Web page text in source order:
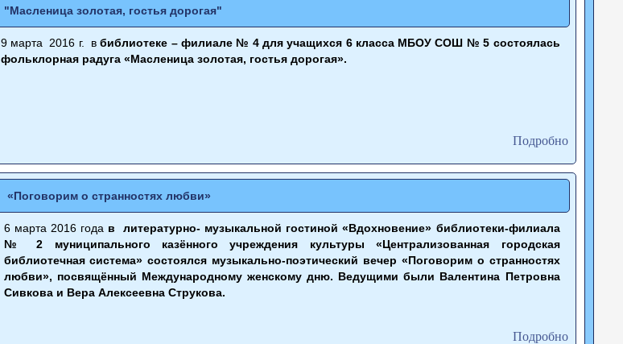
"Масленица золотая, гостья дорогая"
9 марта 2016 г. в библиотеке – филиале № 4 для учащихся 6 класса МБОУ СОШ № 5 состоялась
фольклорная радуга «Масленица золотая, гостья дорогая».
Подробно
«Поговорим о странностях любви»
6 марта 2016 года в литературно- музыкальной гостиной «Вдохновение» библиотеки-филиала
№ 2 муниципального казённого учреждения культуры «Централизованная городская
библиотечная система» состоялся музыкально-поэтический вечер «Поговорим о странностях
любви», посвящённый Международному женскому дню. Ведущими были Валентина Петровна
Сивкова и Вера Алексеевна Струкова.
Подробно